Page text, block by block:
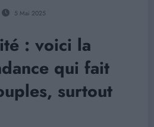
5 Mai 2025
: voici la
qui fait
surtout